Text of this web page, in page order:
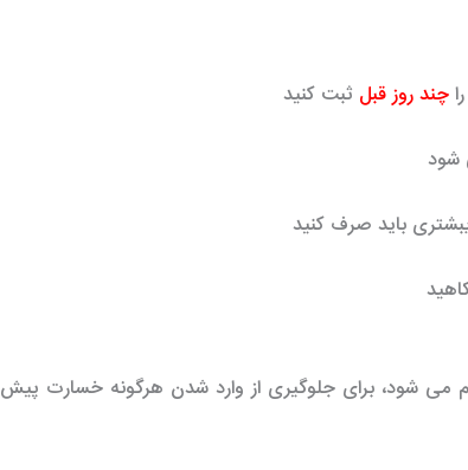
چند روز قبل ثبت کنید
شود
باید صرف کنید
می شود، برای جلوگیری از وارد شدن هرگونه خسارت پیش